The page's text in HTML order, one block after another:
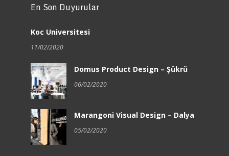
En Son Duyurular
Koc Universitesi
11/02/2020
Domus Product Design – Şükrü
06/02/2020
Marangoni Visual Design – Dalya
05/02/2020